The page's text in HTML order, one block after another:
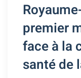
premier
face à la
santé de